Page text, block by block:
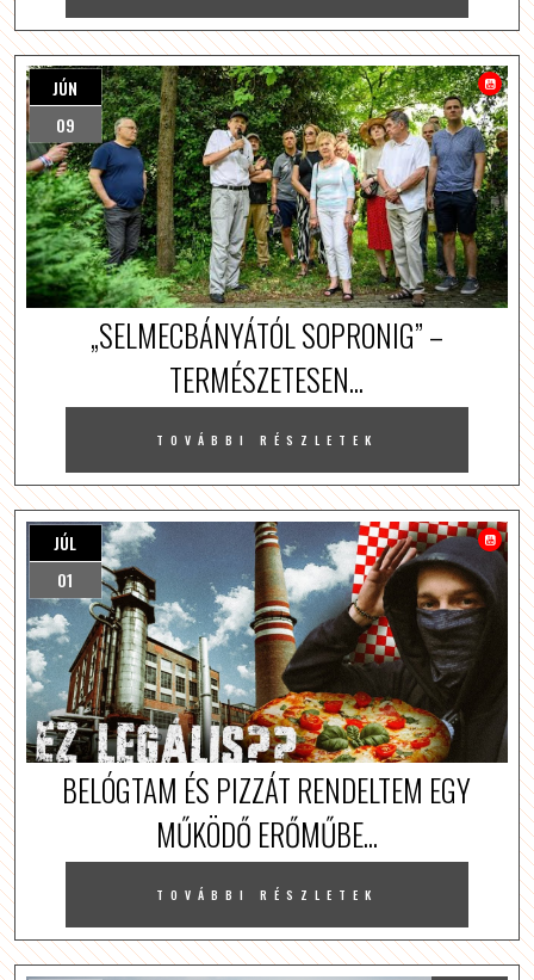
JÚN
09
„SELMECBÁNYÁTÓL SOPRONIG” –
TERMÉSZETESEN...
TOVÁBBI RÉSZLETEK
JÚL
01
BELÓGTAM ÉS PIZZÁT RENDELTEM EGY
MŰKÖDŐ ERŐMŰBE...
TOVÁBBI RÉSZLETEK